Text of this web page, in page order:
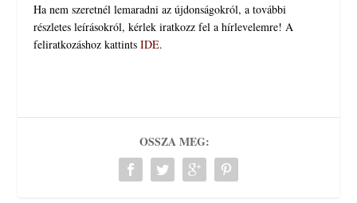
Ha nem szeretnél lemaradni az újdonságokról, a további
részletes leírásokról, kérlek iratkozz fel a hírlevelemre! A
feliratkozáshoz kattintsIDE.
OSSZA MEG: